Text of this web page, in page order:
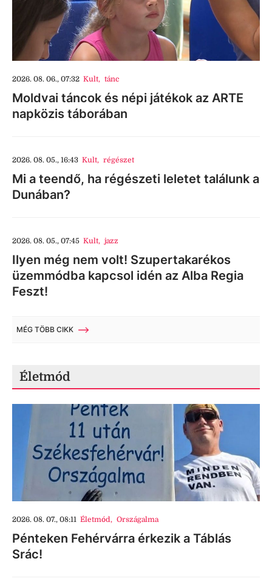
2026. 08. 06., 07:32 Kult, tánc
Moldvai táncok és népi játékok az ARTE
napközis táborában
2026. 08. 05., 16:43 Kult, régészet
Mi a teendő, ha régészeti leletet találunk a
Dunában?
2026. 08. 05., 07:45 Kult, jazz
Ilyen még nem volt! Szupertakarékos
üzemmódba kapcsol idén az Alba Regia
Feszt!
MÉG TÖBB CIKK
Életmód
2026. 08. 07., 08:11 Életmód, Országalma
Pénteken Fehérvárra érkezik a Táblás
Srác!